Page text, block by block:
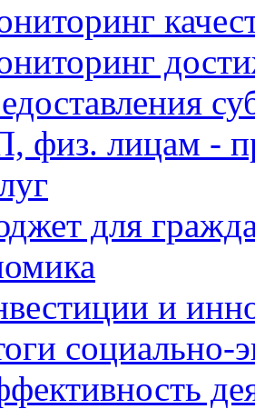
физ. лицам -
для
и
социально-